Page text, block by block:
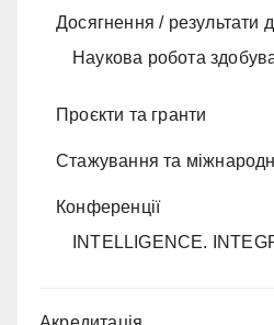
Досягнення / результати
Наукова робота
Проєкти та гранти
Стажування та
Конференції
INTELLIGENCE.